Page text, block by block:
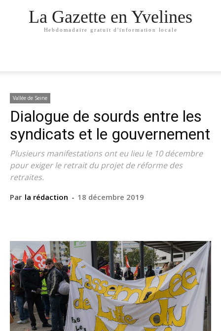
La Gazette en Yvelines
Hebdomadaire gratuit d'information locale
Vallée de Seine
Dialogue de sourds entre les
syndicats et le gouvernement
Plusieurs manifestations ont eu lieu le 10 décembre
pour exiger le retrait du projet de réforme des
retraites.
Par la rédaction - 18 décembre 2019